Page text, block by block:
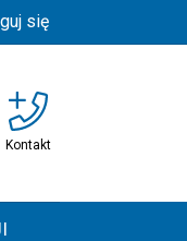
się
Kontakt